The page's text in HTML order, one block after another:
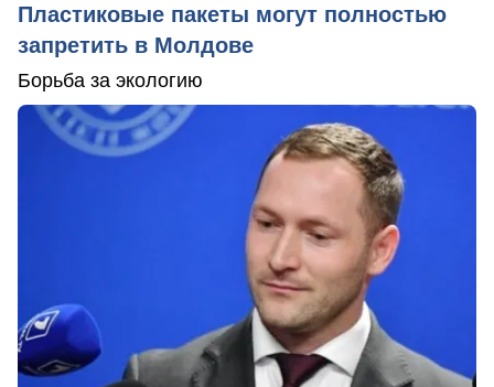
Пластиковые пакеты могут полностью
запретить в Молдове
Борьба за экологию